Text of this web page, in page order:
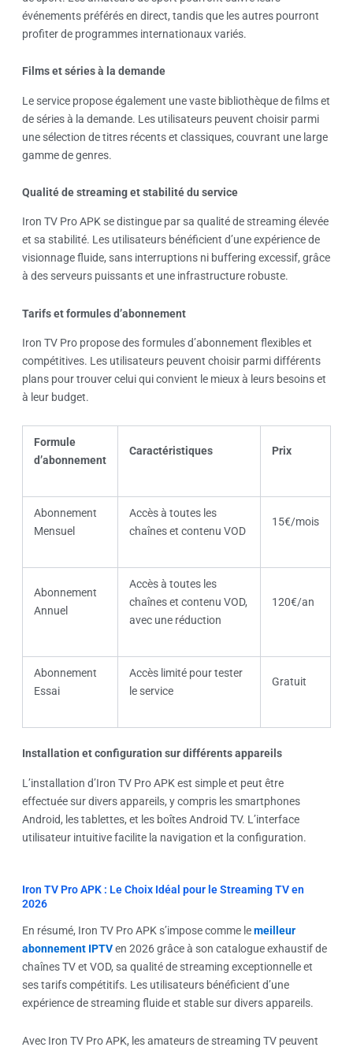
événements préférés en direct, tandis que les autres pourront
profiter de programmes internationaux variés.
Films et séries à la demande
Le service propose également une vaste bibliothèque de films et
de séries à la demande. Les utilisateurs peuvent choisir parmi
une sélection de titres récents et classiques, couvrant une large
gamme de genres.
Qualité de streaming et stabilité du service
Iron TV Pro APK se distingue par sa qualité de streaming élevée
et sa stabilité. Les utilisateurs bénéficient d’une expérience de
visionnage fluide, sans interruptions ni buffering excessif, grâce
à des serveurs puissants et une infrastructure robuste.
Tarifs et formules d’abonnement
Iron TV Pro propose des formules d’abonnement flexibles et
compétitives. Les utilisateurs peuvent choisir parmi différents
plans pour trouver celui qui convient le mieux à leurs besoins et
à leur budget.
Formule
d’abonnement
Caractéristiques Prix
Abonnement
Mensuel
Accès à toutes les
chaînes et contenu VOD
15€/mois
Abonnement
Annuel
Accès à toutes les
chaînes et contenu VOD,
avec une réduction
120€/an
Abonnement
Essai
Accès limité pour tester
le service
Gratuit
Installation et configuration sur différents appareils
L’installation d’Iron TV Pro APK est simple et peut être
effectuée sur divers appareils, y compris les smartphones
Android, les tablettes, et les boîtes Android TV. L’interface
utilisateur intuitive facilite la navigation et la configuration.
Iron TV Pro APK : Le Choix Idéal pour le Streaming TV en
2026
En résumé, Iron TV Pro APK s’impose comme lemeilleur
abonnement IPTVen 2026 grâce à son catalogue exhaustif de
chaînes TV et VOD, sa qualité de streaming exceptionnelle et
ses tarifs compétitifs. Les utilisateurs bénéficient d’une
expérience de streaming fluide et stable sur divers appareils.
Avec Iron TV Pro APK, les amateurs de streaming TV peuvent